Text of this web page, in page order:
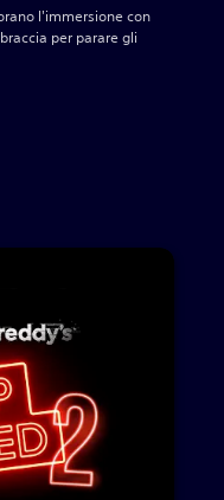
l'immersione con
per parare gli